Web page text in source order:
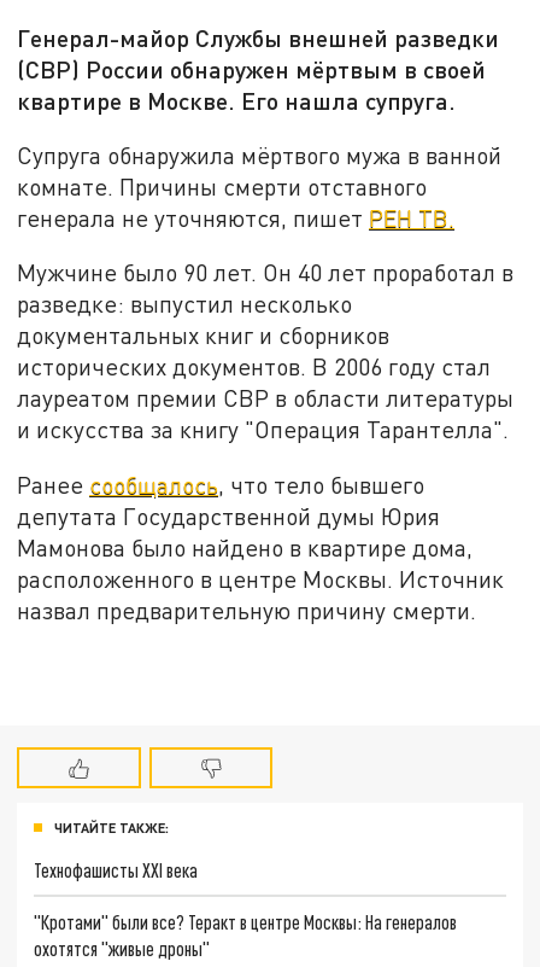
Генерал-майор Службы внешней разведки
(СВР) России обнаружен мёртвым в своей
квартире в Москве. Его нашла супруга.
Супруга обнаружила мёртвого мужа в ванной
комнате. Причины смерти отставного
генерала не уточняются, пишет РЕН ТВ.
Мужчине было 90 лет. Он 40 лет проработал в
разведке: выпустил несколько
документальных книг и сборников
исторических документов. В 2006 году стал
лауреатом премии СВР в области литературы
и искусства за книгу "Операция Тарантелла".
Ранее сообщалось, что тело бывшего
депутата Государственной думы Юрия
Мамонова было найдено в квартире дома,
расположенного в центре Москвы. Источник
назвал предварительную причину смерти.
ЧИТАЙТЕ ТАКЖЕ:
Технофашисты XXI века
"Кротами" были все? Теракт в центре Москвы: На генералов
охотятся "живые дроны"